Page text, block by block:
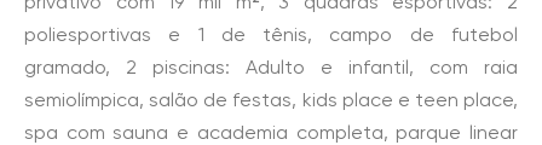
poliesportivas e 1 de tênis, campo de futebol
gramado, 2 piscinas: Adulto e infantil, com raia
semiolímpica, salão de festas, kids place e teen place,
spa com sauna e academia completa, parque linear